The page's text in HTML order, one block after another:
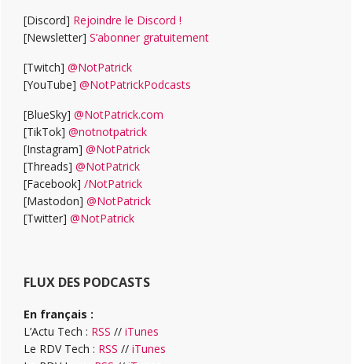
[Discord] Rejoindre le Discord !
[Newsletter] S’abonner gratuitement
[Twitch] @NotPatrick
[YouTube] @NotPatrickPodcasts
[BlueSky] @NotPatrick.com
[TikTok] @notnotpatrick
[Instagram] @NotPatrick
[Threads] @NotPatrick
[Facebook] /NotPatrick
[Mastodon] @NotPatrick
[Twitter] @NotPatrick
FLUX DES PODCASTS
En français :
L’Actu Tech : RSS // iTunes
Le RDV Tech : RSS // iTunes